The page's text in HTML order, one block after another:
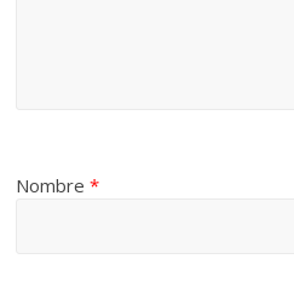
Nombre*